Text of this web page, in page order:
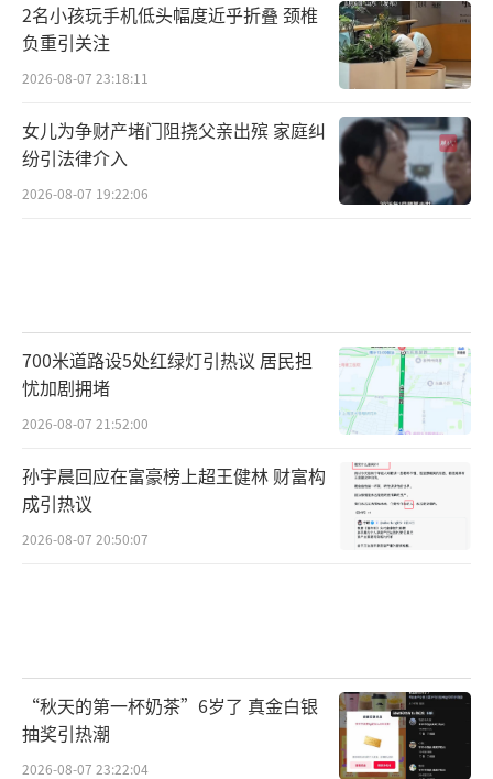
2名小孩玩手机低头幅度近乎折叠 颈椎
负重引关注
2026-08-07 23:18:11
女儿为争财产堵门阻挠父亲出殡 家庭纠
纷引法律介入
2026-08-07 19:22:06
700米道路设5处红绿灯引热议 居民担
忧加剧拥堵
2026-08-07 21:52:00
孙宇晨回应在富豪榜上超王健林 财富构
成引热议
2026-08-07 20:50:07
“秋天的第一杯奶茶”6岁了 真金白银
抽奖引热潮
2026-08-07 23:22:04